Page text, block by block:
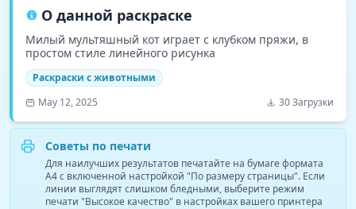
О данной раскраске
Милый мультяшный кот играет с клубком пряжи, в
простом стиле линейного рисунка
Раскраски с животными
May 12, 2025
30 Загрузки
Советы по печати
Для наилучших результатов печатайте на бумаге формата
A4 с включенной настройкой "По размеру страницы". Если
линии выглядят слишком бледными, выберите режим
печати "Высокое качество" в настройках вашего принтера